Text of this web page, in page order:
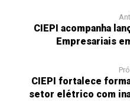
CIEPI acompanha
Empresariais
CIEPI fortalece
setor elétrico com